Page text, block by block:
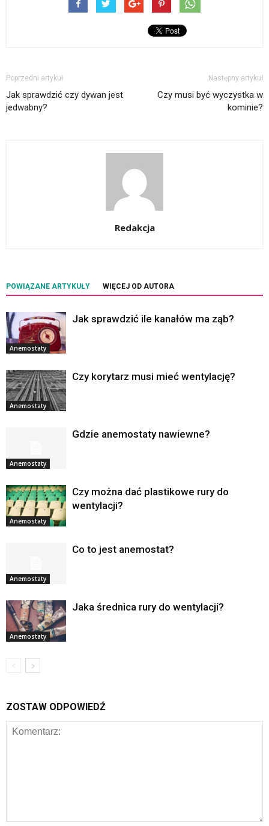
Poprzedni artykuł
Jak sprawdzić czy dywan jest
jedwabny?
Następny artykuł
Czy musi być wyczystka w
kominie?
Redakcja
POWIĄZANE ARTYKUŁY WIĘCEJ OD AUTORA
Anemostaty
Jak sprawdzić ile kanałów ma ząb?
Anemostaty
Czy korytarz musi mieć wentylację?
Anemostaty
Gdzie anemostaty nawiewne?
Anemostaty
Czy można dać plastikowe rury do
wentylacji?
Anemostaty
Co to jest anemostat?
Anemostaty
Jaka średnica rury do wentylacji?
ZOSTAW ODPOWIEDŹ